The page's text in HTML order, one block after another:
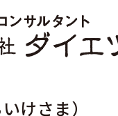
けさま）